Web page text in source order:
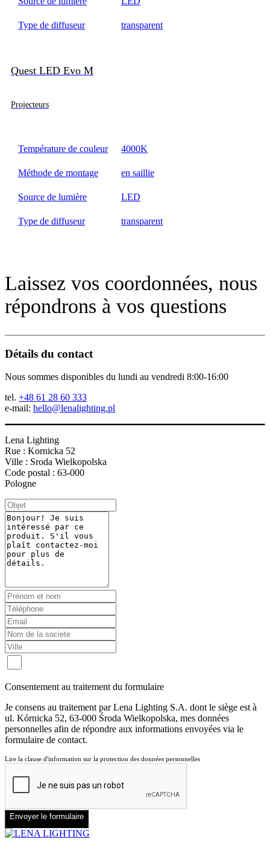
Type de diffuseur transparent
Quest LED Evo M
Projecteurs
Température de couleur 4000K
Méthode de montage en saillie
Source de lumière LED
Type de diffuseur transparent
Laissez vos coordonnées, nous
répondrons à vos questions
Détails du contact
Nous sommes disponibles du lundi au vendredi 8:00-16:00
tel. +48 61 28 60 333
e-mail: hello@lenalighting.pl
Lena Lighting
Rue : Kornicka 52
Ville : Sroda Wielkopolska
Code postal : 63-000
Pologne
Consentement au traitement du formulaire
Je consens au traitement par Lena Lighting S.A. dont le siège est à
ul. Kórnicka 52, 63-000 Środa Wielkopolska, mes données
personnelles afin de répondre aux informations envoyées via le
formulaire de contact.
Lire la clause d'information sur la protection des données personnelles
Envoyer le formulaire